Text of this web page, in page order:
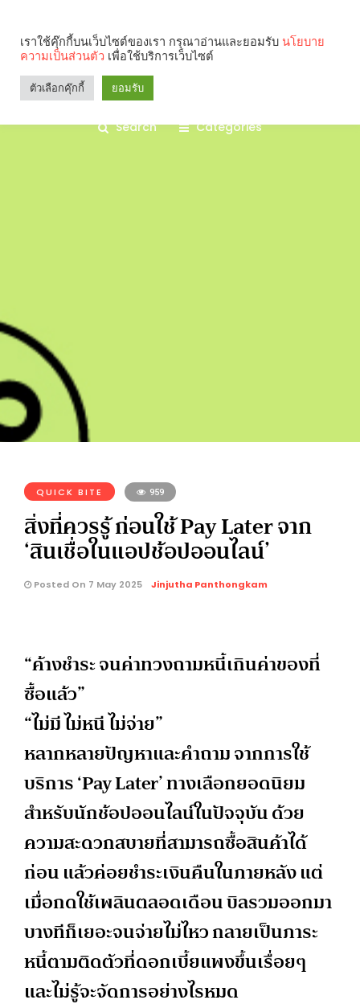
Search Categories
QUICK BITE 959
สิ่งที่ควรรู้ ก่อนใช้ Pay Later จาก
‘สินเชื่อในแอปช้อปออนไลน์’
Posted On 7 May 2025 Jinjutha Panthongkam
“ค้างชำระ จนค่าทวงถามหนี้เกินค่าของที่
ซื้อแล้ว”
“ไม่มี ไม่หนี ไม่จ่าย”
หลากหลายปัญหาและคำถาม จากการใช้
บริการ ‘Pay Later’ ทางเลือกยอดนิยม
สำหรับนักช้อปออนไลน์ในปัจจุบัน ด้วย
ความสะดวกสบายที่สามารถซื้อสินค้าได้
ก่อน แล้วค่อยชำระเงินคืนในภายหลัง แต่
เมื่อกดใช้เพลินตลอดเดือน บิลรวมออกมา
บางทีก็เยอะจนจ่ายไม่ไหว กลายเป็นภาระ
หนี้ตามติดตัวที่ดอกเบี้ยแพงขึ้นเรื่อยๆ
และไม่รู้จะจัดการอย่างไรหมด
เราใช้คุ๊กกี้บนเว็บไซต์ของเรา กรุณาอ่านและยอมรับ นโยบาย
ความเป็นส่วนตัว เพื่อใช้บริการเว็บไซต์
ตัวเลือกคุ๊กกี้ ยอมรับ